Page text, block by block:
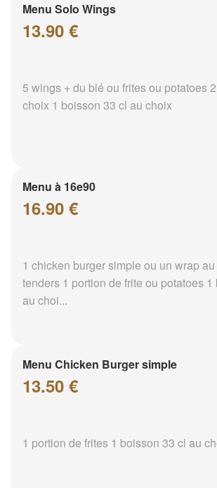
Menu Solo Wings
13.90 €
5 wings + du blé ou frites ou potatoes
choix 1 boisson 33 cl au choix
Menu à 16e90
16.90 €
1 chicken burger simple ou un wrap
tenders 1 portion de frite ou potatoes
au choi...
Menu Chicken Burger simple
13.50 €
1 portion de frites 1 boisson 33 cl au